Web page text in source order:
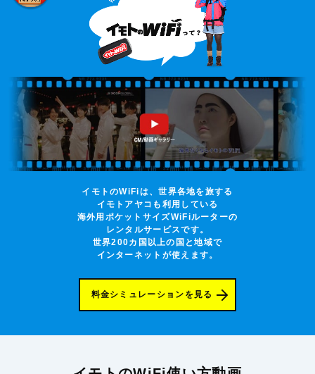
イモトのWiFiは、世界各地を旅する
イモトアヤコも利用している
海外用ポケットサイズWiFiルーターの
レンタルサービスです。
世界200カ国以上の国と地域で
インターネットが使えます。
料金シミュレーションを見る